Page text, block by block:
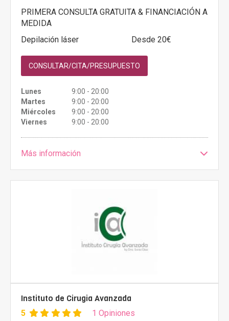
PRIMERA CONSULTA GRATUITA & FINANCIACIÓN A
MEDIDA
Depilación láser
Desde 20€
CONSULTAR/CITA/PRESUPUESTO
Lunes
9:00 - 20:00
Martes
9:00 - 20:00
Miércoles
9:00 - 20:00
Viernes
9:00 - 20:00
Más información
Instituto de Cirugia Avanzada
5 1 Opiniones